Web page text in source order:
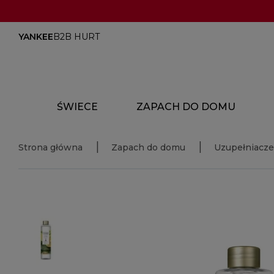
YANKEEB2B HURT
ŚWIECE ZAPACH DO DOMU
Strona główna Zapach do domu